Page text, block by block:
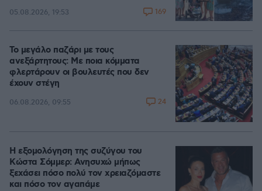
05.08.2026, 19:53 169
Το μεγάλο παζάρι με τους
ανεξάρτητους: Με ποια κόμματα
φλερτάρουν οι βουλευτές που δεν
έχουν στέγη
06.08.2026, 09:55 24
Η εξομολόγηση της συζύγου του
Κώστα Σόμμερ: Ανησυχώ μήπως
ξεχάσει πόσο πολύ τον χρειαζόμαστε
και πόσο τον αγαπάμε